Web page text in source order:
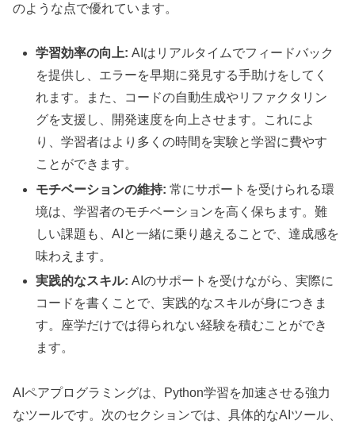
のような点で優れています。
学習効率の向上: AIはリアルタイムでフィードバック
を提供し、エラーを早期に発見する手助けをしてく
れます。また、コードの自動生成やリファクタリン
グを支援し、開発速度を向上させます。これによ
り、学習者はより多くの時間を実験と学習に費やす
ことができます。
モチベーションの維持: 常にサポートを受けられる環
境は、学習者のモチベーションを高く保ちます。難
しい課題も、AIと一緒に乗り越えることで、達成感を
味わえます。
実践的なスキル: AIのサポートを受けながら、実際に
コードを書くことで、実践的なスキルが身につきま
す。座学だけでは得られない経験を積むことができ
ます。
AIペアプログラミングは、Python学習を加速させる強力
なツールです。次のセクションでは、具体的なAIツール、